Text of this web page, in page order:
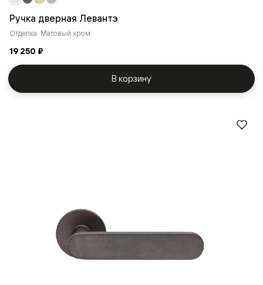
Ручка дверная Левантэ
Отделка: Матовый хром
19 250 ₽
В корзину